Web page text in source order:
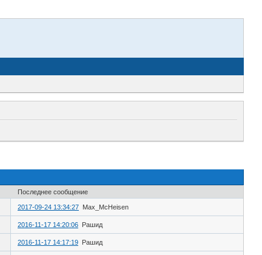
Последнее сообщение
2017-09-24 13:34:27 Max_McHeisen
2016-11-17 14:20:06 Рашид
2016-11-17 14:17:19 Рашид